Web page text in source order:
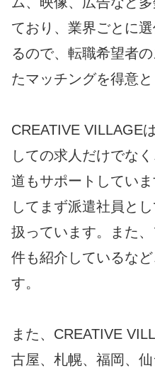
ており、業界ごとに
るので、転職希望者
たマッチングを得意と
CREATIVE VILLAGE
しての求人だけでな
道もサポートしてい
してまず派遣社員と
扱っています。また
件も紹介しているな
す。
また、CREATIVE
古屋、札幌、福岡、